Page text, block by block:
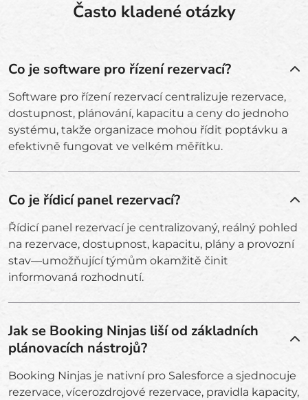
Často kladené otázky
Co je software pro řízení rezervací?
Software pro řízení rezervací centralizuje rezervace,
dostupnost, plánování, kapacitu a ceny do jednoho
systému, takže organizace mohou řídit poptávku a
efektivně fungovat ve velkém měřítku.
Co je řídicí panel rezervací?
Řídicí panel rezervací je centralizovaný, reálný pohled
na rezervace, dostupnost, kapacitu, plány a provozní
stav—umožňující týmům okamžitě činit
informovaná rozhodnutí.
Jak se Booking Ninjas liší od základních
plánovacích nástrojů?
Booking Ninjas je nativní pro Salesforce a sjednocuje
rezervace, vícerozdrojové rezervace, pravidla kapacity,